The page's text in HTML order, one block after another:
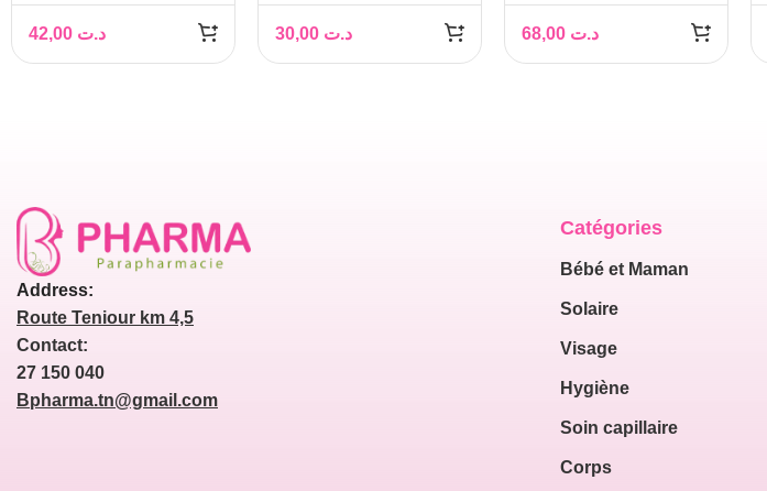
GOMMAGE
EXFOLIANT
د.ت
COLADA 300GR
د.ت
د.ت
Address:
Route Teniour km 4,5
Contact:
27 150 040
Bpharma.tn@gmail.com
Catégories
Bébé et Maman
Solaire
Visage
Hygiène
Soin capillaire
Corps